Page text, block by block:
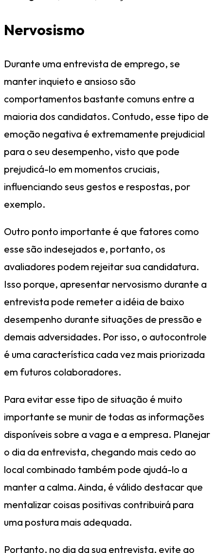
Nervosismo
Durante uma entrevista de emprego, se
manter inquieto e ansioso são
comportamentos bastante comuns entre a
maioria dos candidatos. Contudo, esse tipo de
emoção negativa é extremamente prejudicial
para o seu desempenho, visto que pode
prejudicá-lo em momentos cruciais,
influenciando seus gestos e respostas, por
exemplo.
Outro ponto importante é que fatores como
esse são indesejados e, portanto, os
avaliadores podem rejeitar sua candidatura.
Isso porque, apresentar nervosismo durante a
entrevista pode remeter a idéia de baixo
desempenho durante situações de pressão e
demais adversidades. Por isso, o autocontrole
é uma característica cada vez mais priorizada
em futuros colaboradores.
Para evitar esse tipo de situação é muito
importante se munir de todas as informações
disponíveis sobre a vaga e a empresa. Planejar
o dia da entrevista, chegando mais cedo ao
local combinado também pode ajudá-lo a
manter a calma. Ainda, é válido destacar que
mentalizar coisas positivas contribuirá para
uma postura mais adequada.
Portanto, no dia da sua entrevista, evite ao